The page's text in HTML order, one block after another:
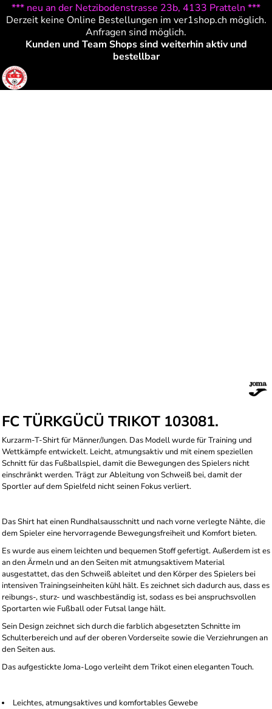
*** neu an der Netzibodenstrasse 23b, 4133 Pratteln ***
Derzeit keine Online Bestellungen im ver1shop.ch möglich.
Anfragen sind möglich.
Kunden und Team Shops sind weiterhin aktiv und
bestellbar
FC TÜRKGÜCÜ TRIKOT 103081.
Kurzarm-T-Shirt für Männer/Jungen. Das Modell wurde für Training und
Wettkämpfe entwickelt. Leicht, atmungsaktiv und mit einem speziellen
Schnitt für das Fußballspiel, damit die Bewegungen des Spielers nicht
einschränkt werden. Trägt zur Ableitung von Schweiß bei, damit der
Sportler auf dem Spielfeld nicht seinen Fokus verliert.
Das Shirt hat einen Rundhalsausschnitt und nach vorne verlegte Nähte, die
dem Spieler eine hervorragende Bewegungsfreiheit und Komfort bieten.
Es wurde aus einem leichten und bequemen Stoff gefertigt. Außerdem ist es
an den Ärmeln und an den Seiten mit atmungsaktivem Material
ausgestattet, das den Schweiß ableitet und den Körper des Spielers bei
intensiven Trainingseinheiten kühl hält. Es zeichnet sich dadurch aus, dass es
reibungs-, sturz- und waschbeständig ist, sodass es bei anspruchsvollen
Sportarten wie Fußball oder Futsal lange hält.
Sein Design zeichnet sich durch die farblich abgesetzten Schnitte im
Schulterbereich und auf der oberen Vorderseite sowie die Verziehrungen an
den Seiten aus.
Das aufgestickte Joma-Logo verleiht dem Trikot einen eleganten Touch.
Leichtes, atmungsaktives und komfortables Gewebe